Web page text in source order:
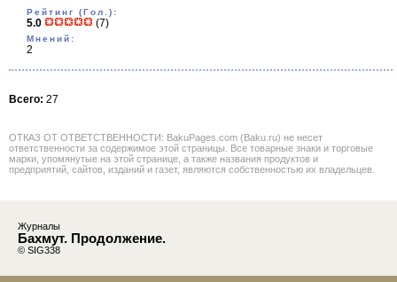
Рейтинг (Гол.):
5.0 (7)
Мнений:
2
Всего: 27
ОТКАЗ ОТ ОТВЕТСТВЕННОСТИ: BakuPages.com (Baku.ru) не несет
ответственности за содержимое этой страницы. Все товарные знаки и торговые
марки, упомянутые на этой странице, а также названия продуктов и
предприятий, сайтов, изданий и газет, являются собственностью их владельцев.
Журналы
Бахмут. Продолжение.
© SIG338